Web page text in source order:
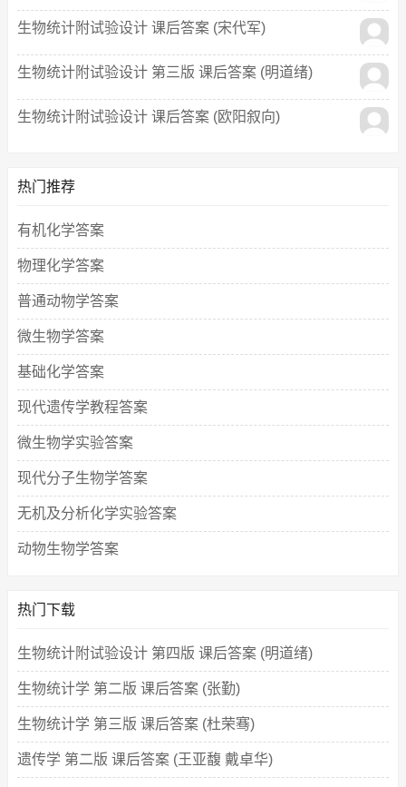
生物统计附试验设计 课后答案 (宋代军)
生物统计附试验设计 第三版 课后答案 (明道绪)
生物统计附试验设计 课后答案 (欧阳叙向)
热门推荐
有机化学答案
物理化学答案
普通动物学答案
微生物学答案
基础化学答案
现代遗传学教程答案
微生物学实验答案
现代分子生物学答案
无机及分析化学实验答案
动物生物学答案
热门下载
生物统计附试验设计 第四版 课后答案 (明道绪)
生物统计学 第二版 课后答案 (张勤)
生物统计学 第三版 课后答案 (杜荣骞)
遗传学 第二版 课后答案 (王亚馥 戴卓华)